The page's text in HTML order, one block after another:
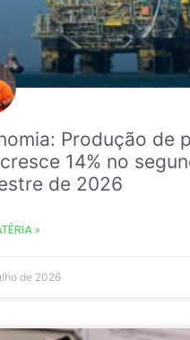
Produção de
14% no
de 2026
»
de 2026